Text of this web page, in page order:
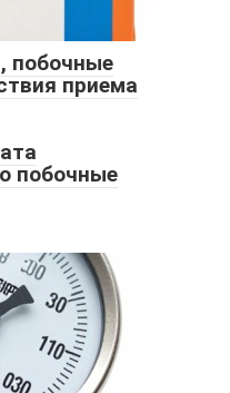
побочные
приема
побочные